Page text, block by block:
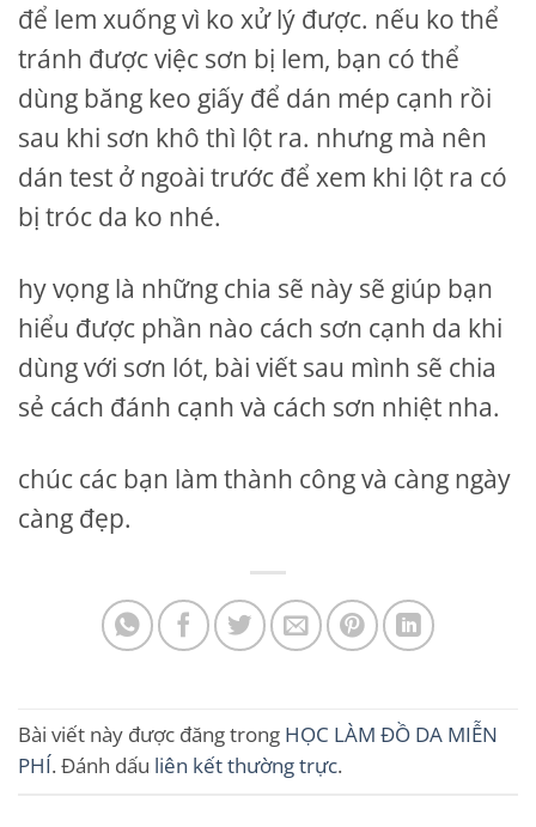
để lem xuống vì ko xử lý được. nếu ko thể
tránh được việc sơn bị lem, bạn có thể
dùng băng keo giấy để dán mép cạnh rồi
sau khi sơn khô thì lột ra. nhưng mà nên
dán test ở ngoài trước để xem khi lột ra có
bị tróc da ko nhé.
hy vọng là những chia sẽ này sẽ giúp bạn
hiểu được phần nào cách sơn cạnh da khi
dùng với sơn lót, bài viết sau mình sẽ chia
sẻ cách đánh cạnh và cách sơn nhiệt nha.
chúc các bạn làm thành công và càng ngày
càng đẹp.
Bài viết này được đăng trong HỌC LÀM ĐỒ DA MIỄN
PHÍ. Đánh dấu liên kết thường trực.